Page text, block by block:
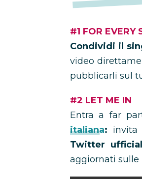
#1 FOR EVERY
Condividi il
video
pubblicarli sul
#2 LET ME IN
Entra a far
italiana: invita
Twitter
aggiornati sulle